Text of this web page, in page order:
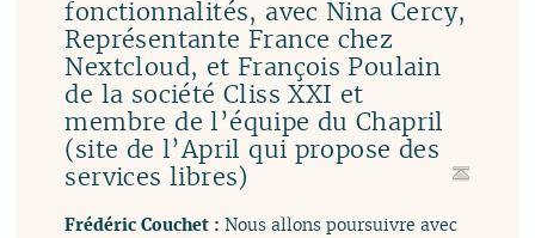
fonctionnalités, avec Nina Cercy,
Représentante France chez
Nextcloud, et François Poulain
de la société Cliss XXI et
membre de l’équipe du Chapril
(site de l’April qui propose des
services libres)
Frédéric Couchet :Nous allons poursuivre avec